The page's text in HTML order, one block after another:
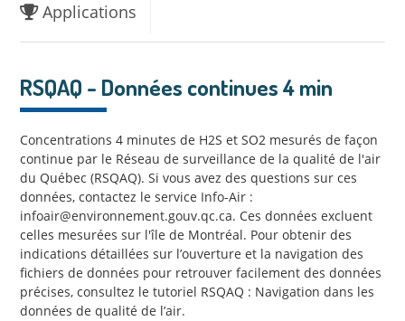
Applications
RSQAQ - Données continues 4 min
Concentrations 4 minutes de H2S et SO2 mesurés de façon
continue par le Réseau de surveillance de la qualité de l'air
du Québec (RSQAQ). Si vous avez des questions sur ces
données, contactez le service Info-Air :
infoair@environnement.gouv.qc.ca. Ces données excluent
celles mesurées sur l'île de Montréal. Pour obtenir des
indications détaillées sur l’ouverture et la navigation des
fichiers de données pour retrouver facilement des données
précises, consultez le tutoriel RSQAQ : Navigation dans les
données de qualité de l’air.